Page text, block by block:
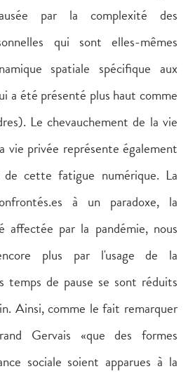
par la complexité des
qui sont elles-mêmes
spatiale spécifique aux
a été présenté plus haut comme
Le chevauchement de la vie
vie privée représente également
cette fatigue numérique. La
à un paradoxe, la
par la pandémie, nous
plus par l'usage de la
temps de pause se sont réduits
Ainsi, comme le fait remarquer
Gervais «que des formes
sociale soient apparues à la